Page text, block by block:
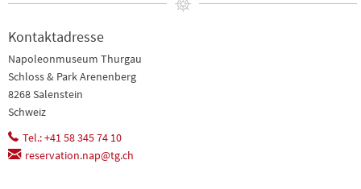
Kontaktadresse
Napoleonmuseum Thurgau
Schloss & Park Arenenberg
8268 Salenstein
Schweiz
Tel.: +41 58 345 74 10
reservation.nap@tg.ch